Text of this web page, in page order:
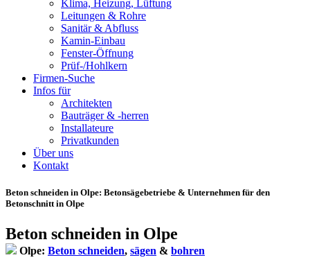
Klima, Heizung, Lüftung
Leitungen & Rohre
Sanitär & Abfluss
Kamin-Einbau
Fenster-Öffnung
Prüf-/Hohlkern
Firmen-Suche
Infos für
Architekten
Bauträger & -herren
Installateure
Privatkunden
Über uns
Kontakt
Beton schneiden in Olpe: Betonsägebetriebe & Unternehmen für den
Betonschnitt in Olpe
Beton schneiden in Olpe
Olpe: Beton schneiden, sägen & bohren